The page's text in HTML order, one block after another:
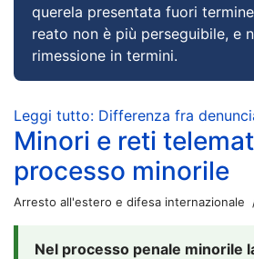
querela presentata fuori
reato non è più perseguibile, e
rimessione in termini.
Leggi tutto: Differenza fra
Minori e reti
processo minorile
Arresto all'estero e difesa internazionale
Nel processo penale minorile